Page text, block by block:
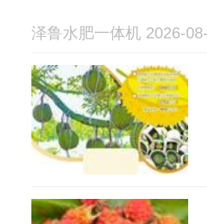
泽鲁水肥一体机 2026-